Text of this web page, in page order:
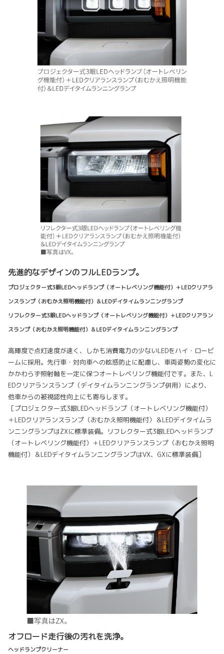
先進的なデザインのフルLEDランプ。
プロジェクター式3眼LEDヘッドランプ（オートレベリング機能付）＋LEDクリアラ
ンスランプ（おむかえ照明機能付）＆LEDデイタイムランニングランプ
リフレクター式3眼LEDヘッドランプ（オートレベリング機能付）＋LEDクリアラン
スランプ（おむかえ照明機能付）＆LEDデイタイムランニングランプ
高輝度で点灯速度が速く、しかも消費電力の少ないLEDをハイ・ロービ
ームに採用。先行車・対向車への眩惑防止に配慮し、車両姿勢の変化に
かかわらず照射軸を一定に保つオートレベリング機能付です。また、L
EDクリアランスランプ（デイタイムランニングランプ併用）により、
他車からの被視認性向上にも寄与します。
［プロジェクター式3眼LEDヘッドランプ（オートレベリング機能付）
＋LEDクリアランスランプ（おむかえ照明機能付）＆LEDデイタイムラ
ンニングランプはZXに標準装備。リフレクター式3眼LEDヘッドランプ
（オートレベリング機能付）＋LEDクリアランスランプ（おむかえ照明
機能付）＆LEDデイタイムランニングランプはVX、GXに標準装備］
オフロード走行後の汚れを洗浄。
ヘッドランプクリーナー